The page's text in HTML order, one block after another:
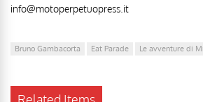
info@motoperpetuopress.it
Bruno Gambacorta Eat Parade Le avventure di